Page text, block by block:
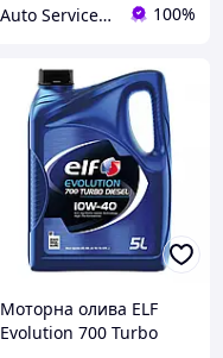
Auto Service Point 100%
Моторна олива ELF
Evolution 700 Turbo